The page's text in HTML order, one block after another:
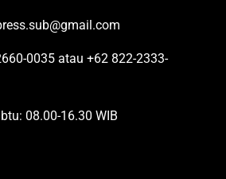
0035 atau +62 822-2333-
08.00-16.30 WIB